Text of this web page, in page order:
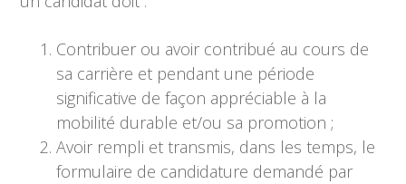
Contribuer ou avoir contribué au cours de
sa carrière et pendant une période
significative de façon appréciable à la
mobilité durable et/ou sa promotion ;
Avoir rempli et transmis, dans les temps, le
formulaire de candidature demandé par